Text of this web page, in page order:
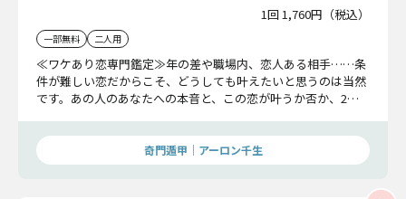
1回 1,760円（税込）
一部無料 二人用
≪ワケあり恋専門鑑定≫年の差や職場内、恋人ある相手……条
件が難しい恋だからこそ、どうしても叶えたいと思うのは当然
です。あの人のあなたへの本音と、この恋が叶うか否か、2人
奇門遁甲｜アーロン千生